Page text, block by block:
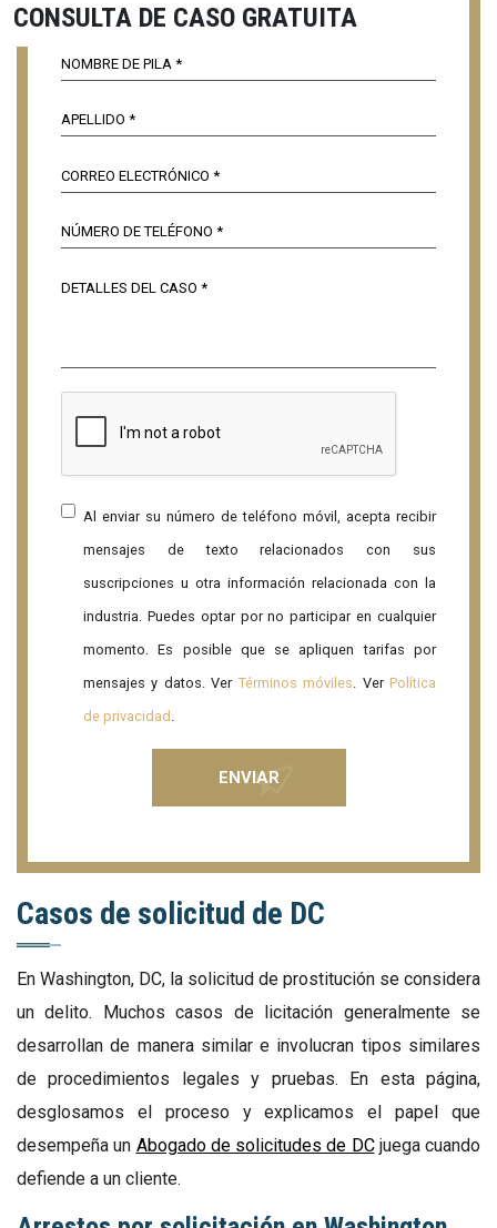
CONSULTA DE CASO GRATUITA
Al enviar su número de teléfono móvil, acepta recibir
mensajes de texto relacionados con sus
suscripciones u otra información relacionada con la
industria. Puedes optar por no participar en cualquier
momento. Es posible que se apliquen tarifas por
mensajes y datos. Ver Términos móviles . VerPolítica
de privacidad
Casos de solicitud de DC
En Washington, DC, la solicitud de prostitución se considera
un delito. Muchos casos de licitación generalmente se
desarrollan de manera similar e involucran tipos similares
de procedimientos legales y pruebas. En esta página,
desglosamos el proceso y explicamos el papel que
desempeña un Abogado de solicitudes de DCjuega cuando
defiende a un cliente.